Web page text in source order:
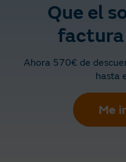
Que el
factura
Ahora 570€ de
hasta
Me